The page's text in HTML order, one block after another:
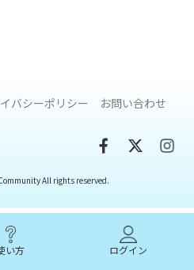
い方 ログイン
バシーポリシー お問い合わせ
All rights reserved.